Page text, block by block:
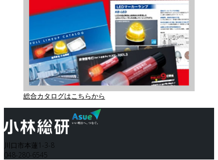
総合カタログはこちらから
川口市本蓮1-3-8
048-280-6545